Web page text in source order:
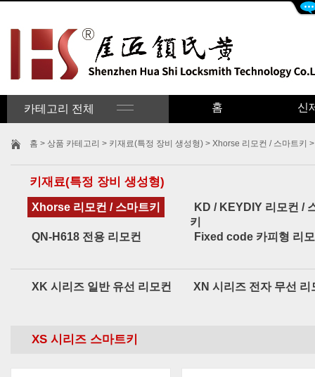
카테고리 전체 홈 신
홈 > 상품 카테고리 > 키재료(특정 장비 생성형) > Xhorse 리모컨 / 스마트키
키재료(특정 장비 생성형)
Xhorse 리모컨 / 스마트키
KD / KEYDIY 리모컨 /
키
QN-H618 전용 리모컨
Fixed code 카피형 리
XK 시리즈 일반 유선 리모컨 XN 시리즈 전자 무선 리
XS 시리즈 스마트키